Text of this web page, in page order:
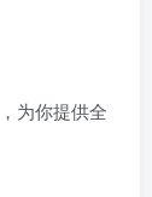
为你提供全